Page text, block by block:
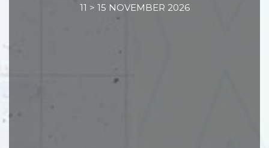
11 > 15 NOVEMBER 2026